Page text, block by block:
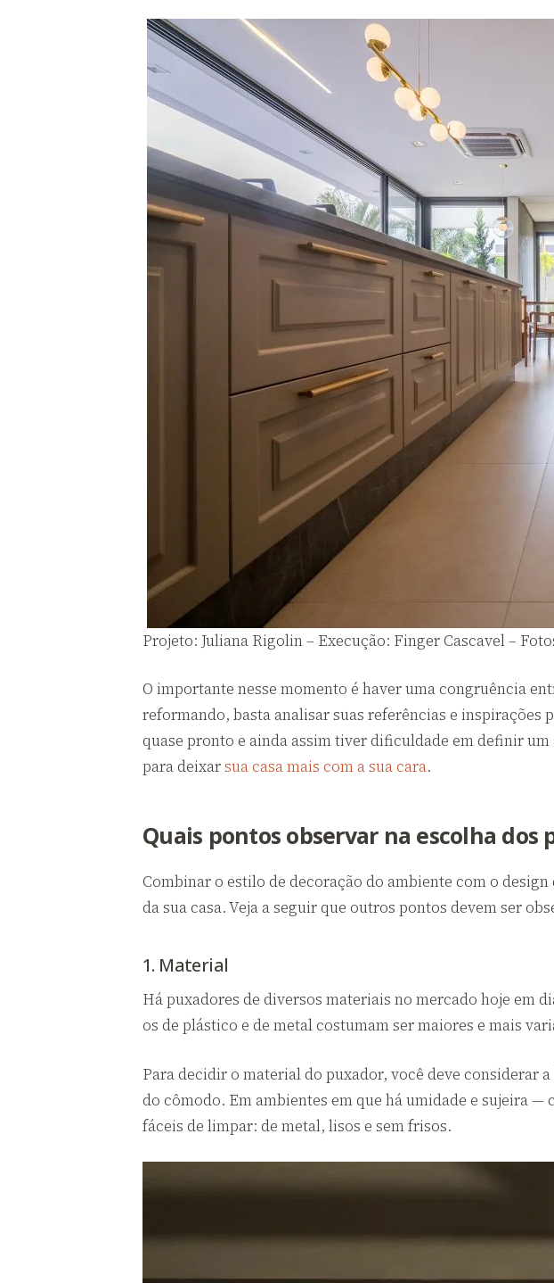
Projeto: Juliana Rigolin – Execução: Finger Cascavel –
O importante nesse momento é haver uma congruência
reformando, basta analisar suas referências e inspirações
quase pronto e ainda assim tiver dificuldade em definir
para deixarsua casa mais com a sua cara.
Quais pontos observar na escolha
Combinar o estilo de decoração do ambiente com o
da sua casa. Veja a seguir que outros pontos devem ser
1. Material
Há puxadores de diversos materiais no mercado hoje em
os de plástico e de metal costumam ser maiores e mais
Para decidir o material do puxador, você deve considerar
do cômodo. Em ambientes em que há umidade e sujeira
fáceis de limpar: de metal, lisos e sem frisos.